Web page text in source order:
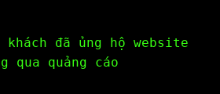
khách đã ủng hộ website
qua quảng cáo